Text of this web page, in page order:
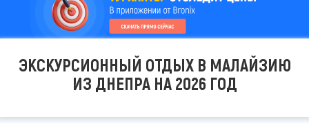
ЭКСКУРСИОННЫЙ ОТДЫХ В МАЛАЙЗИЮ
ИЗ ДНЕПРА НА 2026 ГОД